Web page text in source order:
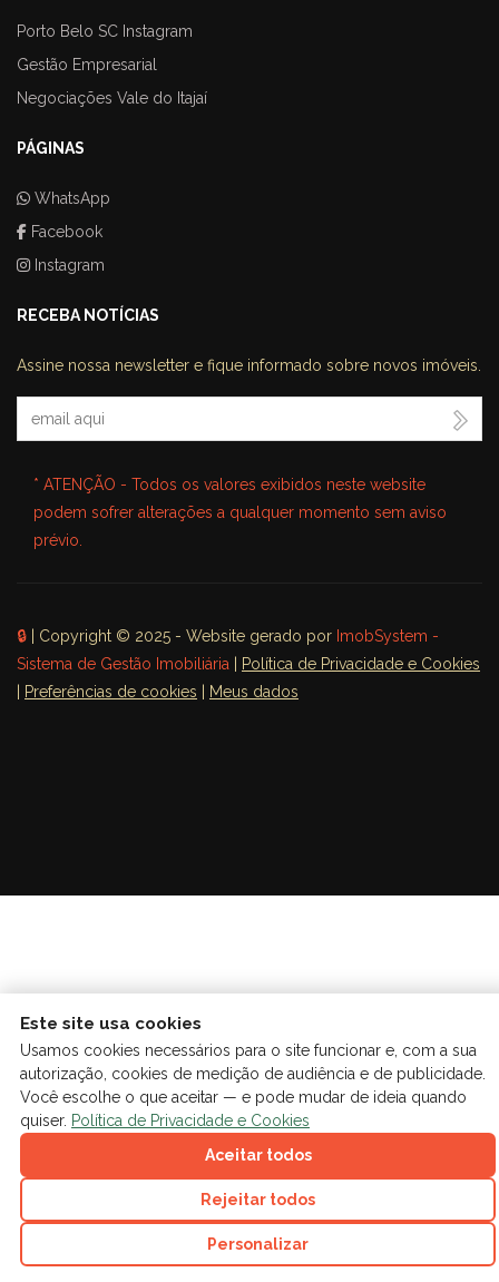
Porto Belo SC Instagram
Gestão Empresarial
Negociações Vale do Itajaí
PÁGINAS
WhatsApp
Facebook
Instagram
RECEBA NOTÍCIAS
Assine nossa newsletter e fique informado sobre novos imóveis.
Seu Email
* ATENÇÃO - Todos os valores exibidos neste website
podem sofrer alterações a qualquer momento sem aviso
prévio.
🔒 | Copyright © 2025 - Website gerado por ImobSystem -
Sistema de Gestão Imobiliária
Política de Privacidade e Cookies
Preferências de cookies Meus dados
Este site usa cookies
Usamos cookies necessários para o site funcionar e, com a sua
autorização, cookies de medição de audiência e de publicidade.
Você escolhe o que aceitar — e pode mudar de ideia quando
quiser. Política de Privacidade e Cookies
Aceitar todos
Rejeitar todos
Personalizar